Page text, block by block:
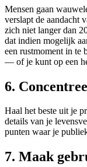
Mensen gaan
verslapt de aandacht
zich niet langer dan
dat indien mogelijk
een rustmoment in te
— of je kunt op een
6.
Haal het beste uit je
details van je
punten waar je
7. Maak